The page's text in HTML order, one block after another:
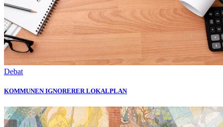
Debat
KOMMUNEN IGNORERER LOKALPLAN